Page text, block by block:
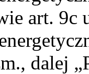
art. 9c
dalej